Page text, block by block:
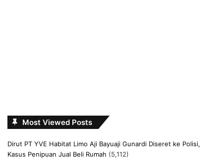
Most Viewed Posts
Dirut PT YVE Habitat Limo Aji Bayuaji Gunardi Diseret ke Polisi,
Kasus Penipuan Jual Beli Rumah (5,112)